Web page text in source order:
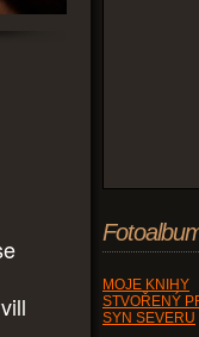
MOJE KNIHY
STVOŘENÝ
SYN SEVERU